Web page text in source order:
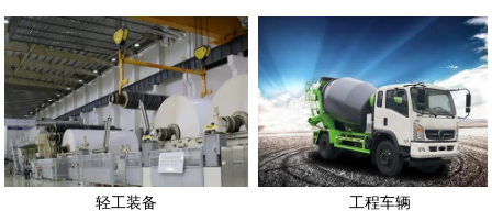
们
轻工装备 工程车辆